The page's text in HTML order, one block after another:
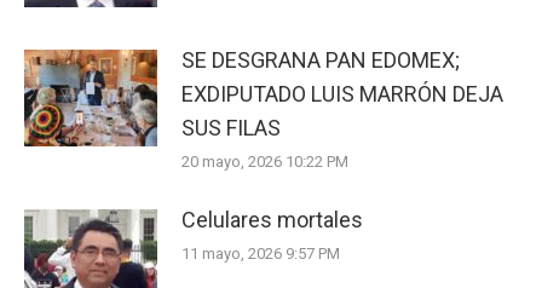
SE DESGRANA PAN EDOMEX;
EXDIPUTADO LUIS MARRÓN DEJA
SUS FILAS
20 mayo, 2026 10:22 PM
Celulares mortales
11 mayo, 2026 9:57 PM